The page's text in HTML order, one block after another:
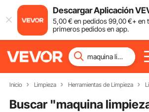
Descargar Aplicación
5,00€ en pedidos99,00€+ en
primeros pedidos en app.
Inicio Limpieza Herramientas de Limpieza
Buscar "maquina